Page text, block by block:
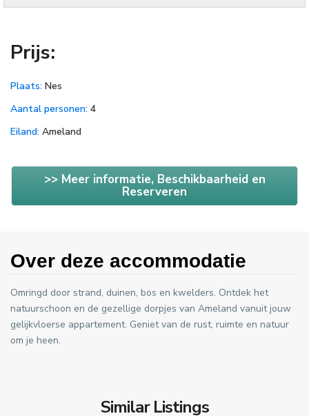
Prijs:
Plaats: Nes
Aantal personen: 4
Eiland: Ameland
>> Meer informatie, Beschikbaarheid en
Reserveren
Over deze accommodatie
Omringd door strand, duinen, bos en kwelders. Ontdek het
natuurschoon en de gezellige dorpjes van Ameland vanuit jouw
gelijkvloerse appartement. Geniet van de rust, ruimte en natuur
om je heen.
Similar Listings